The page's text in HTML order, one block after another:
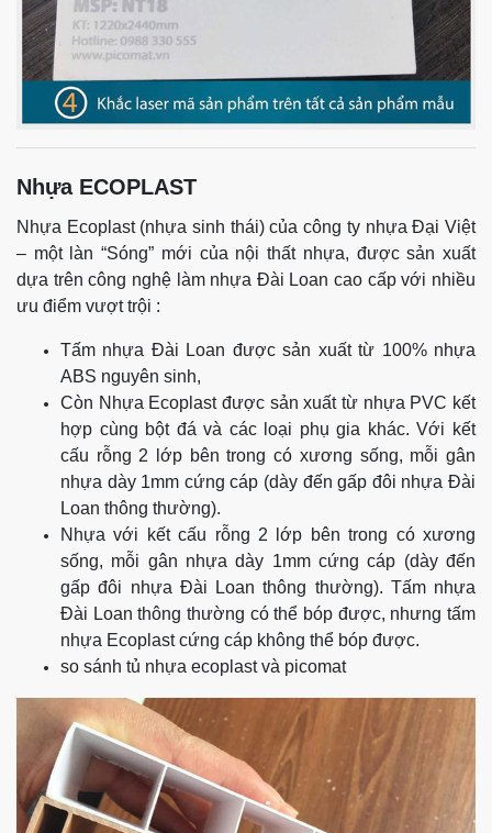
Nhựa ECOPLAST
Nhựa Ecoplast (nhựa sinh thái) của công ty nhựa Đại Việt
– một làn “Sóng” mới của nội thất nhựa, được sản xuất
dựa trên công nghệ làm nhựa Đài Loan cao cấp với nhiều
ưu điểm vượt trội :
Tấm nhựa Đài Loan được sản xuất từ 100% nhựa
ABS nguyên sinh,
Còn Nhựa Ecoplast được sản xuất từ nhựa PVC kết
hợp cùng bột đá và các loại phụ gia khác. Với kết
cấu rỗng 2 lớp bên trong có xương sống, mỗi gân
nhựa dày 1mm cứng cáp (dày đến gấp đôi nhựa Đài
Loan thông thường).
Nhựa với kết cấu rỗng 2 lớp bên trong có xương
sống, mỗi gân nhựa dày 1mm cứng cáp (dày đến
gấp đôi nhựa Đài Loan thông thường). Tấm nhựa
Đài Loan thông thường có thể bóp được, nhưng tấm
nhựa Ecoplast cứng cáp không thể bóp được.
so sánh tủ nhựa ecoplast và picomat